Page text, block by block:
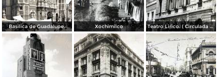
Basilica de Guadalupe. Xochimilco Teatro Lirico. ( Circulada el 1 de Agosto de 1926 ).